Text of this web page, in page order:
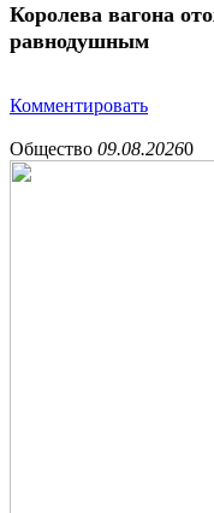
Королева вагона
равнодушным
Комментировать
Общество 09.08.20260